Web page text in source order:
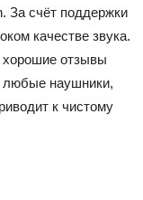
За счёт поддержки
качестве звука.
хорошие отзывы
любые наушники,
к чистому